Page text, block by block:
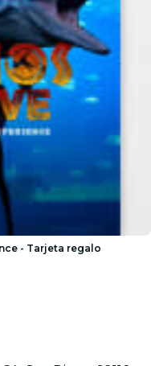
- Tarjeta regalo